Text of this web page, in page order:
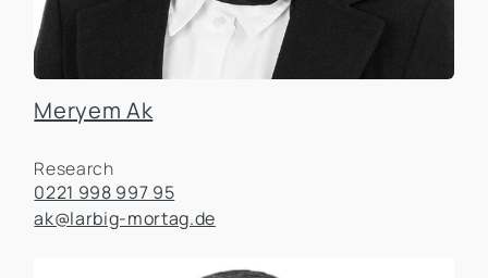
Meryem Ak
Research
0221 998 997 95
ak@larbig-mortag.de